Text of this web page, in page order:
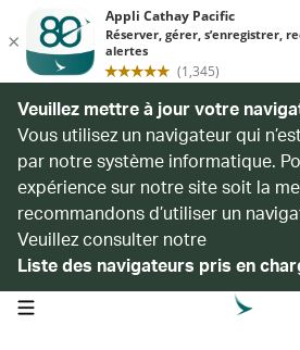
Veuillez mettre à jour votre
Vous utilisez un navigateur qui
par notre système informatique.
expérience sur notre site soit la
recommandons d’utiliser un
Veuillez consulter notre
Liste des navigateurs pris en
open navigation menu